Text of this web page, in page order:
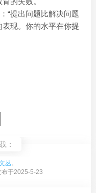
“提出问题比解决问题
现。你的水平在你提
：
丛。
布于2025-5-23